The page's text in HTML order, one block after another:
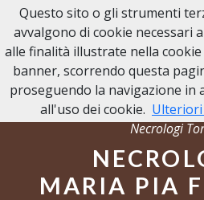
NECROLOGI TORTONA
Necrologi
MARIA PIA
Questo sito o gli strumenti
avvalgono di cookie necessari
alle finalità illustrate nella
banner, scorrendo questa
proseguendo la navigazione in
all'uso dei cookie.